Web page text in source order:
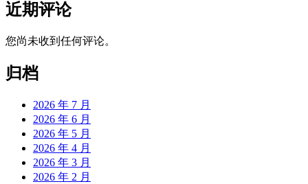
近期评论
您尚未收到任何评论。
归档
2026 年 7 月
2026 年 6 月
2026 年 5 月
2026 年 4 月
2026 年 3 月
2026 年 2 月